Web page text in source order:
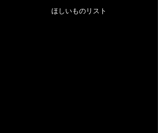
ほしいものリスト